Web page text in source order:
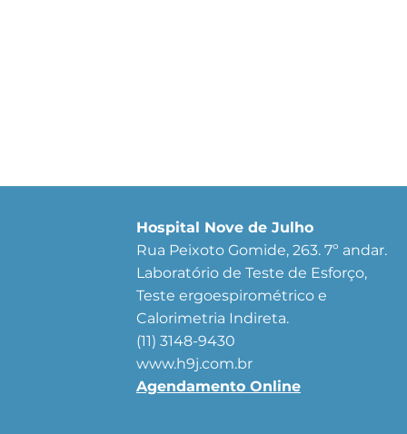
Hospital Nove de Julho
Rua Peixoto Gomide, 263. 7º andar.
Laboratório de Teste de Esforço,
Teste ergoespirométrico e
Calorimetria Indireta.
(11) 3148-9430
www.h9j.com.br
Agendamento Online